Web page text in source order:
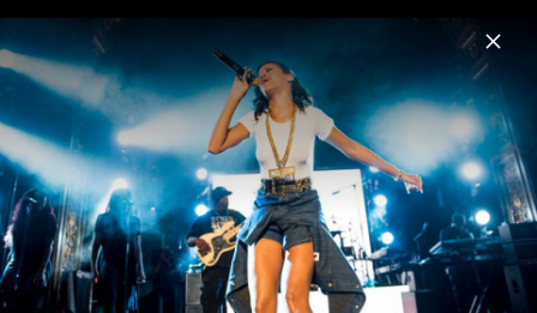
Menu
Rihanna
Home News Musik Videos Fotos Biografie
Pressefotos "Lift Me Up" (2022)